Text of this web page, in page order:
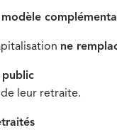
ne
public
leur retraite.